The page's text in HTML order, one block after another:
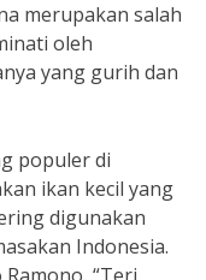
merupakan salah
oleh
yang gurih dan
populer di
ikan kecil yang
digunakan
Indonesia.